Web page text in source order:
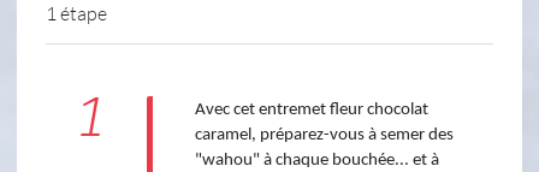
1 étape
1
Avec cet entremet fleur chocolat
caramel, préparez-vous à semer des
"wahou" à chaque bouchée... et à